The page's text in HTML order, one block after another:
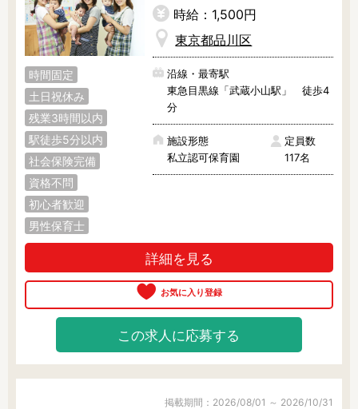
時間固定
土日祝休み
残業3時間以内
駅徒歩5分以内
社会保険完備
資格不問
初心者歓迎
男性保育士
時給：1,500円
東京都品川区
沿線・最寄駅
東急目黒線「武蔵小山駅」 徒歩4
分
施設形態
私立認可保育園
定員数
117名
詳細を見る
この求人に応募する
掲載期間：2026/08/01 ～ 2026/10/31